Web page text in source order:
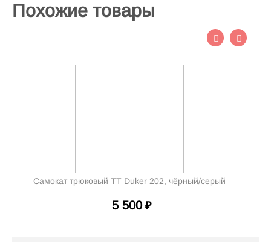
Похожие товары
Самокат трюковый TT Duker 202, чёрный/серый
5 500 ₽